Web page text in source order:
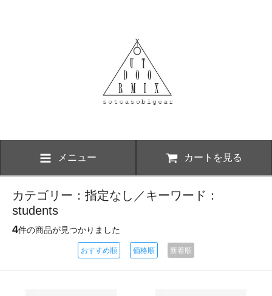
メニュー カートを見る
カテゴリー：指定なし／キーワード：
students
4件の商品が見つかりました
おすすめ順 価格順 新着順